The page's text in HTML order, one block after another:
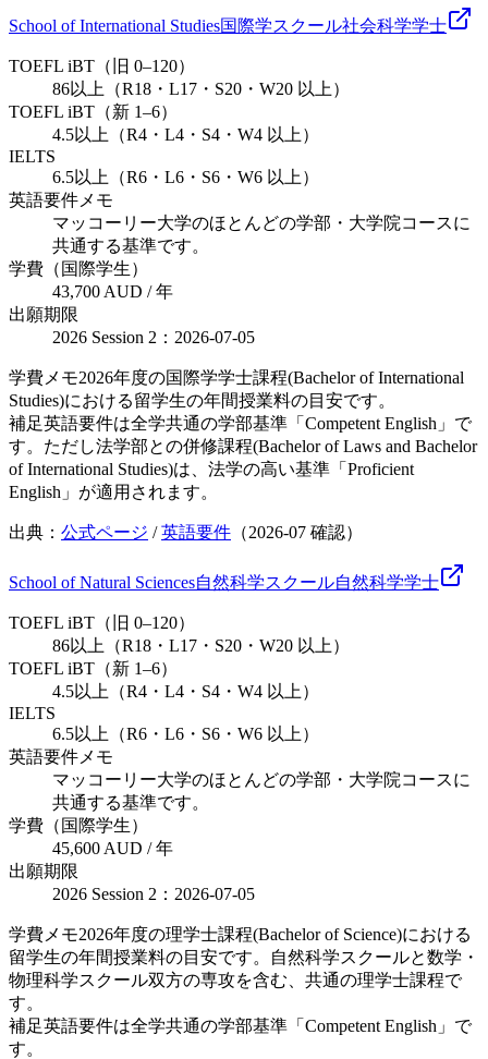
School of International Studies国際学スクール社会科学学士
TOEFL iBT（旧 0–120）
86以上（R18・L17・S20・W20 以上）
TOEFL iBT（新 1–6）
4.5以上（R4・L4・S4・W4 以上）
IELTS
6.5以上（R6・L6・S6・W6 以上）
英語要件メモ
マッコーリー大学のほとんどの学部・大学院コースに
共通する基準です。
学費（国際学生）
43,700 AUD / 年
出願期限
2026 Session 2：2026-07-05
学費メモ2026年度の国際学学士課程(Bachelor of International
Studies)における留学生の年間授業料の目安です。
補足英語要件は全学共通の学部基準「Competent English」で
す。ただし法学部との併修課程(Bachelor of Laws and Bachelor
of International Studies)は、法学の高い基準「Proficient
English」が適用されます。
出典： 公式ページ /英語要件 （2026-07 確認）
School of Natural Sciences自然科学スクール自然科学学士
TOEFL iBT（旧 0–120）
86以上（R18・L17・S20・W20 以上）
TOEFL iBT（新 1–6）
4.5以上（R4・L4・S4・W4 以上）
IELTS
6.5以上（R6・L6・S6・W6 以上）
英語要件メモ
マッコーリー大学のほとんどの学部・大学院コースに
共通する基準です。
学費（国際学生）
45,600 AUD / 年
出願期限
2026 Session 2：2026-07-05
学費メモ2026年度の理学士課程(Bachelor of Science)における
留学生の年間授業料の目安です。自然科学スクールと数学・
物理科学スクール双方の専攻を含む、共通の理学士課程で
す。
補足英語要件は全学共通の学部基準「Competent English」で
す。